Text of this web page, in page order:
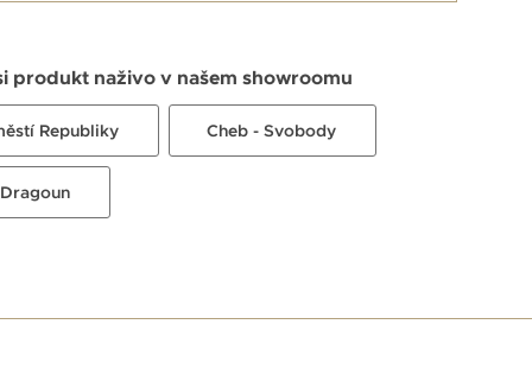
produkt naživo v našem showroomu
Republiky Cheb - Svobody